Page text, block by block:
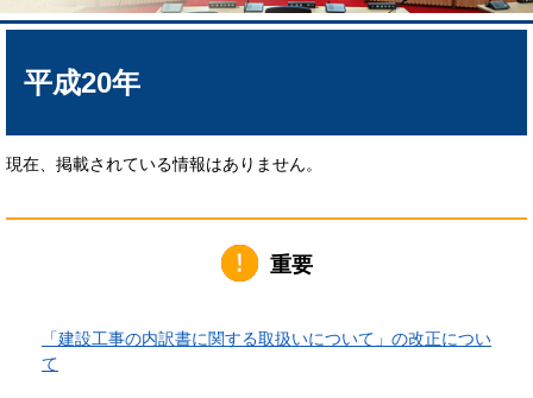
本
平成20年
現在、掲載されている情報はありません。
重要
「建設工事の内訳書に関する取扱いについて」の改正につい
て